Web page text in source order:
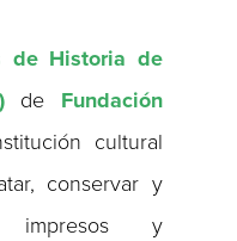
de Historia de
de Fundación
cultural
conservar y
impresos y